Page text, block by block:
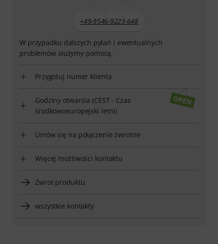
+49-9546-9223-648
W przypadku dalszych pytań i ewentualnych
problemów służymy pomocą.
Przygotuj numer klienta
Godziny otwarcia (CEST - Czas
środkowoeuropejski letni)
Umów się na połączenie zwrotne
Więcej możliwości kontaktu
Zwrot produktu
wszystkie kontakty